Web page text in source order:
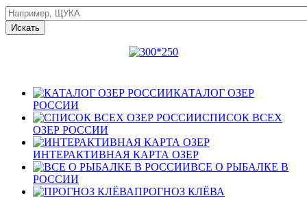
КАТАЛОГ ОЗЕР
РОССИИ
СПИСОК ВСЕХ
ОЗЕР РОССИИ
ИНТЕРАКТИВНАЯ КАРТА ОЗЕР
ВСЕ О РЫБАЛКЕ В
РОССИИ
ПРОГНОЗ КЛЁВА